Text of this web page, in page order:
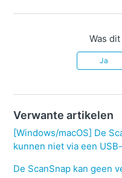
Was
Ja
Verwante artikelen
[Windows/macOS] De
kunnen niet via een
De ScanSnap kan geen